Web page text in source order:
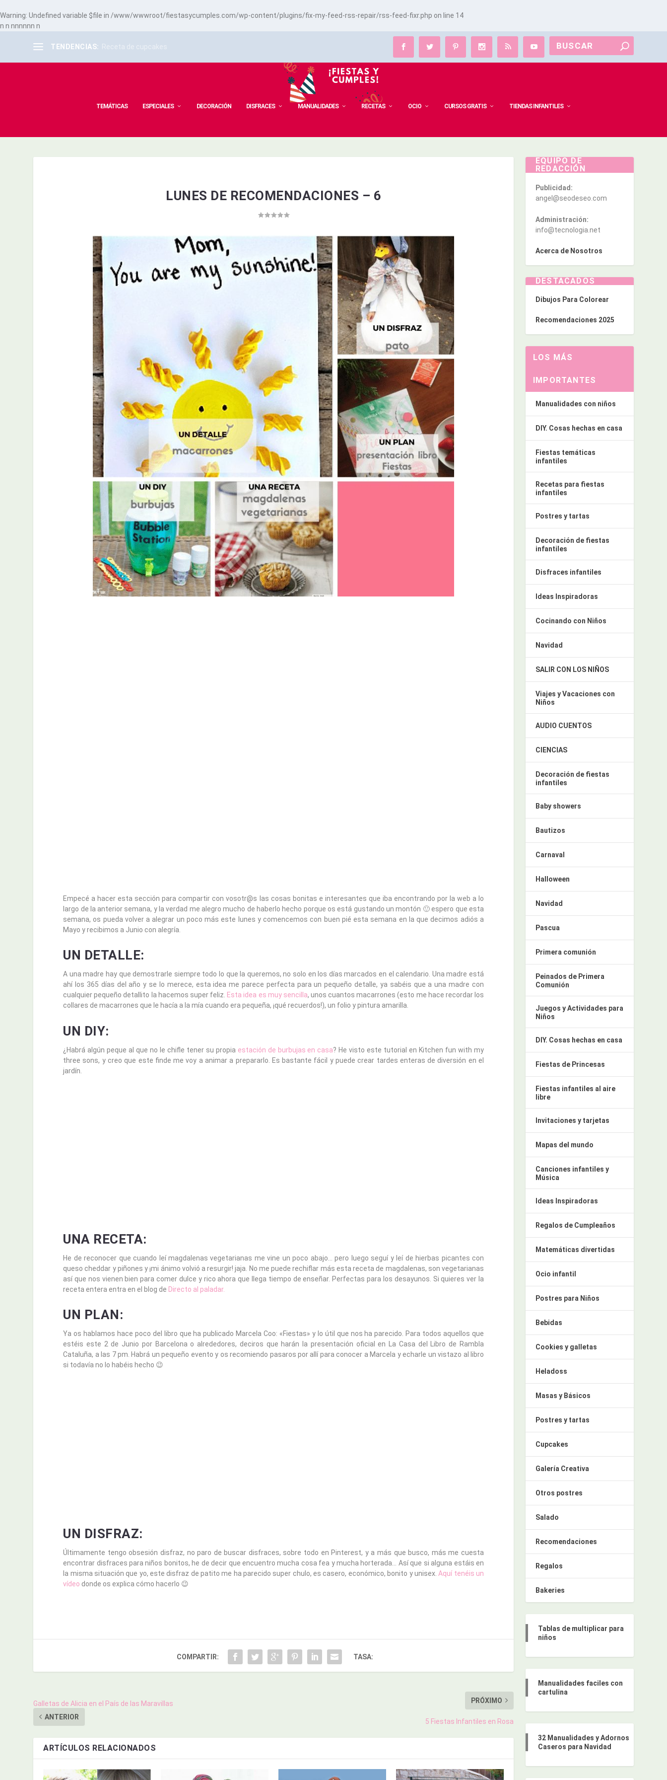
Warning: Undefined variable $file in /www/wwwroot/fiestasycumples.com/wp-content/plugins/fix-my-feed-rss-repair/rss-feed-fixr.php on line 14
n n nnnnnn n
TENDENCIAS: Receta de cupcakes
TEMÁTICAS ESPECIALES DECORACIÓN DISFRACES MANUALIDADES RECETAS OCIO CURSOS GRATIS TIENDAS INFANTILES
LUNES DE RECOMENDACIONES – 6
Empecé a hacer esta sección para compartir con vosotr@s las cosas bonitas e interesantes que iba encontrando por la web a lo
largo de la anterior semana, y la verdad me alegro mucho de haberlo hecho porque os está gustando un montón 🙂 espero que esta
semana, os pueda volver a alegrar un poco más este lunes y comencemos con buen pié esta semana en la que decimos adiós a
Mayo y recibimos a Junio con alegría.
UN DETALLE:
A una madre hay que demostrarle siempre todo lo que la queremos, no solo en los días marcados en el calendario. Una madre está
ahí los 365 días del año y se lo merece, esta idea me parece perfecta para un pequeño detalle, ya sabéis que a una madre con
cualquier pequeño detallito la hacemos super feliz. Esta idea es muy sencilla, unos cuantos macarrones (esto me hace recordar los
collares de macarrones que le hacía a la mía cuando era pequeña, ¡qué recuerdos!), un folio y pintura amarilla.
UN DIY:
¿Habrá algún peque al que no le chifle tener su propia estación de burbujas en casa? He visto este tutorial en Kitchen fun with my
three sons, y creo que este finde me voy a animar a prepararlo. Es bastante fácil y puede crear tardes enteras de diversión en el
jardín.
UNA RECETA:
He de reconocer que cuando leí magdalenas vegetarianas me vine un poco abajo… pero luego seguí y leí de hierbas picantes con
queso cheddar y piñones y ¡mi ánimo volvió a resurgir! jaja. No me puede rechiflar más esta receta de magdalenas, son vegetarianas
así que nos vienen bien para comer dulce y rico ahora que llega tiempo de enseñar. Perfectas para los desayunos. Si quieres ver la
receta entera entra en el blog de Directo al paladar.
UN PLAN:
Ya os hablamos hace poco del libro que ha publicado Marcela Coo: «Fiestas» y lo útil que nos ha parecido. Para todos aquellos que
estéis este 2 de Junio por Barcelona o alrededores, deciros que harán la presentación oficial en La Casa del Libro de Rambla
Cataluña, a las 7 pm. Habrá un pequeño evento y os recomiendo pasaros por allí para conocer a Marcela y echarle un vistazo al libro
si todavía no lo habéis hecho 😉
UN DISFRAZ:
Últimamente tengo obsesión disfraz, no paro de buscar disfraces, sobre todo en Pinterest, y a más que busco, más me cuesta
encontrar disfraces para niños bonitos, he de decir que encuentro mucha cosa fea y mucha horterada… Así que si alguna estáis en
la misma situación que yo, este disfraz de patito me ha parecido super chulo, es casero, económico, bonito y unisex.Aquí tenéis un
vídeo donde os explica cómo hacerlo 😉
COMPARTIR: TASA:
Galletas de Alicia en el País de las Maravillas
ANTERIOR
PRÓXIMO
5 Fiestas Infantiles en Rosa
ARTÍCULOS RELACIONADOS
EQUIPO DE
REDACCIÓN
Publicidad:
angel@seodeseo.com
Administración:
info@tecnologia.net
Acerca de Nosotros
DESTACADOS
Dibujos Para Colorear
Recomendaciones 2025
LOS MÁS
IMPORTANTES
Manualidades con niños
DIY. Cosas hechas en casa
Fiestas temáticas
infantiles
Recetas para fiestas
infantiles
Postres y tartas
Decoración de fiestas
infantiles
Disfraces infantiles
Ideas Inspiradoras
Cocinando con Niños
Navidad
SALIR CON LOS NIÑOS
Viajes y Vacaciones con
Niños
AUDIO CUENTOS
CIENCIAS
Decoración de fiestas
infantiles
Baby showers
Bautizos
Carnaval
Halloween
Navidad
Pascua
Primera comunión
Peinados de Primera
Comunión
Juegos y Actividades para
Niños
DIY. Cosas hechas en casa
Fiestas de Princesas
Fiestas infantiles al aire
libre
Invitaciones y tarjetas
Mapas del mundo
Canciones infantiles y
Música
Ideas Inspiradoras
Regalos de Cumpleaños
Matemáticas divertidas
Ocio infantil
Postres para Niños
Bebidas
Cookies y galletas
Heladoss
Masas y Básicos
Postres y tartas
Cupcakes
Galería Creativa
Otros postres
Salado
Recomendaciones
Regalos
Bakeries
Tablas de multiplicar para
niños
Manualidades faciles con
cartulina
32 Manualidades y Adornos
Caseros para Navidad